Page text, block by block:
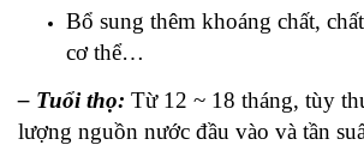
Bổ sung thêm khoáng chất,
cơ thể…
– Tuổi thọ: Từ 12 ~ 18 tháng, tùy
lượng nguồn nước đầu vào và tần